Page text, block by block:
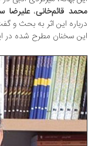
قائم‌خانی،علیرضا سمیعی
این اثر به بحث و گفت‌وگو
سخنان مطرح شده در این